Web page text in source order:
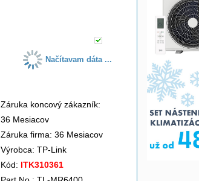
Načítavam dáta ...
Záruka koncový zákazník:
36 Mesiacov
Záruka firma: 36 Mesiacov
Výrobca: TP-Link
Kód: ITK310361